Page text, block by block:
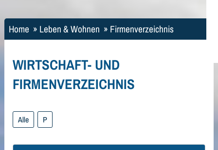
Home » Leben & Wohnen » Firmenverzeichnis
WIRTSCHAFT- UND
FIRMENVERZEICHNIS
Alle P